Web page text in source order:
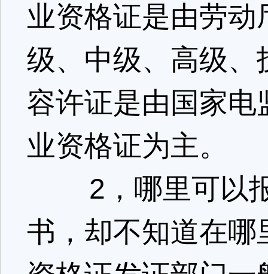
业资格证是由劳
级、中级、高级
容许证是由国家
业资格证为主。
2，哪里可以报
书，却不知道在